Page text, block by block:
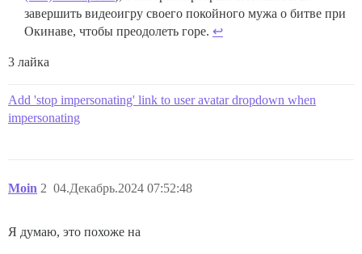
завершить видеоигру своего покойного мужа о битве при
Окинаве, чтобы преодолеть горе. ↩︎
3 лайка
Add 'stop impersonating' link to user avatar dropdown when
impersonating
Moin 04.Декабрь.2024 07:52:48
2
Я думаю, это похоже на